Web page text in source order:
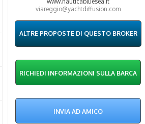
viareggio@yachtdiffusion.com
ALTRE PROPOSTE DI QUESTO BROKER